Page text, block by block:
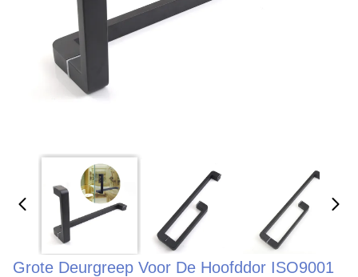
Grote Deurgreep Voor De Hoofddor ISO9001